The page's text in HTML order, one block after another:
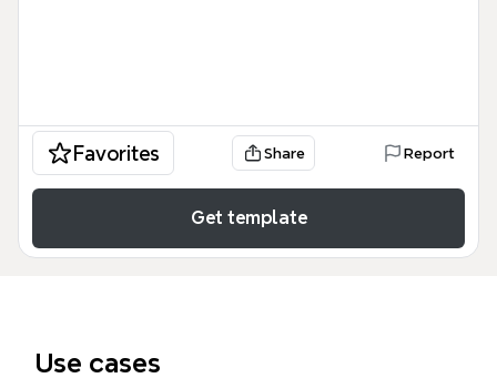
Favorites Share Report
Get template
Use cases